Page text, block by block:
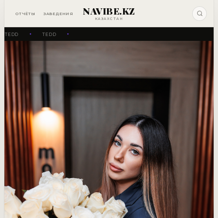
ОТЧЁТЫ ЗАВЕДЕНИЯ NAVIBE.KZ
КАЗАХСТАН
TEDD TEDD